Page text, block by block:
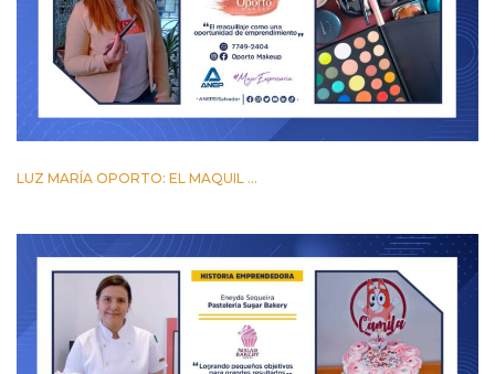
LUZ MARÍA OPORTO: EL MAQUIL ...